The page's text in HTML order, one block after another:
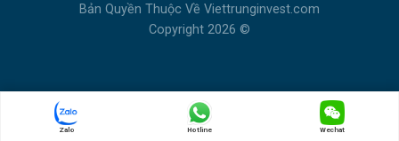
Bản Quyền Thuộc Về Viettrunginvest.com
Copyright 2026 ©
Zalo Hotline Wechat